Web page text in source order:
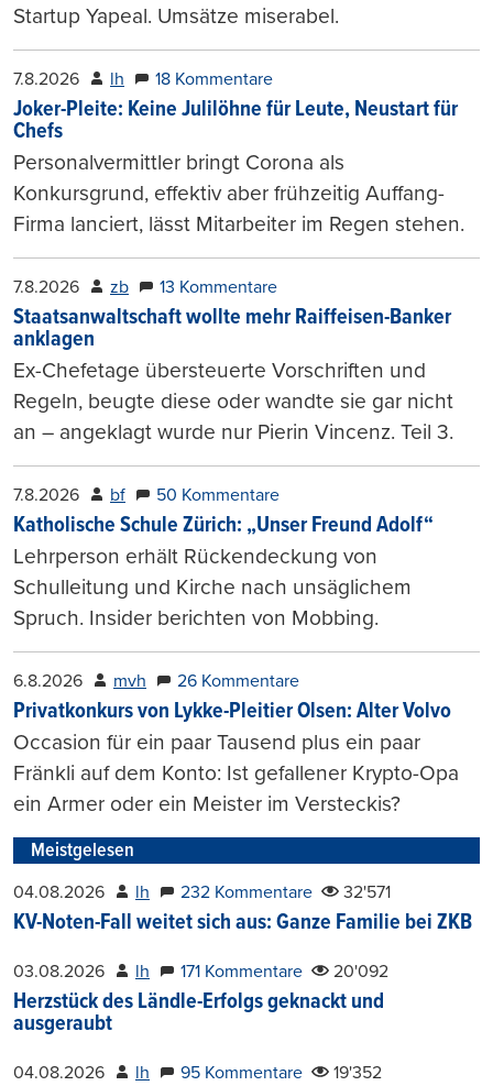
Startup Yapeal. Umsätze miserabel.
7.8.2026 lh 18 Kommentare
Joker-Pleite: Keine Julilöhne für Leute, Neustart für
Chefs
Personalvermittler bringt Corona als
Konkursgrund, effektiv aber frühzeitig Auffang-
Firma lanciert, lässt Mitarbeiter im Regen stehen.
7.8.2026 zb 13 Kommentare
Staatsanwaltschaft wollte mehr Raiffeisen-Banker
anklagen
Ex-Chefetage übersteuerte Vorschriften und
Regeln, beugte diese oder wandte sie gar nicht
an – angeklagt wurde nur Pierin Vincenz. Teil 3.
7.8.2026 bf 50 Kommentare
Katholische Schule Zürich: „Unser Freund Adolf“
Lehrperson erhält Rückendeckung von
Schulleitung und Kirche nach unsäglichem
Spruch. Insider berichten von Mobbing.
6.8.2026 mvh 26 Kommentare
Privatkonkurs von Lykke-Pleitier Olsen: Alter Volvo
Occasion für ein paar Tausend plus ein paar
Fränkli auf dem Konto: Ist gefallener Krypto-Opa
ein Armer oder ein Meister im Versteckis?
Meistgelesen
04.08.2026 lh 232 Kommentare 32'571
KV-Noten-Fall weitet sich aus: Ganze Familie bei ZKB
03.08.2026 lh 171 Kommentare 20'092
Herzstück des Ländle-Erfolgs geknackt und
ausgeraubt
04.08.2026 lh 95 Kommentare 19'352